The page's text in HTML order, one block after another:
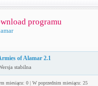
programu
of Alamar 2.1
stabilna
miesiącu: 0 | W poprzednim miesiącu: 25